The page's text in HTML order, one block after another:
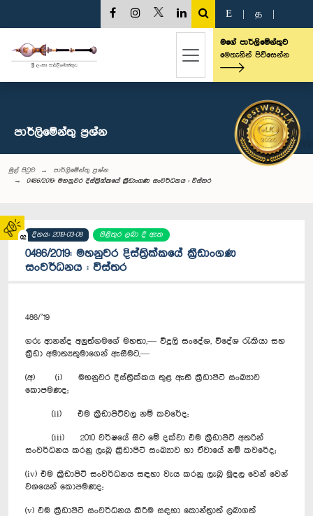
02
E த
මගේ පාර්ලිමේන්තුව
මෙතැනින් පිවිසෙන්න
පාර්ලි‌මේන්තු‌ ප්‍රශ්න
මුල් පිටුව
පාර්ලි‌මේන්තු‌ ප්‍රශ්න
0486/2019: මහනුවර දිස්ත්‍රික්කයේ ක්‍රීඩාංගණ සංවර්ධනය : විස්තර
දිනය: 2019-03-08 පිළිතුර ලබා දී ඇත
0486/2019: මහනුවර දිස්ත්‍රික්කයේ ක්‍රීඩාංගණ
සංවර්ධනය : විස්තර
486/’19
ගරු ආනන්ද අලුත්ගමගේ මහතා,— විදුලි සංදේශ, වි‍දේශ රැකියා සහ
ක්‍රීඩා අමාත්‍යතුමාගෙන් ඇසීමට,—
(අ) (i) මහනුවර දිස්ත්‍රික්කය තුළ ඇති ක්‍රීඩාපිටි සංඛ්‍යාව
කොපමණද;
(ii) එම ක්‍රීඩාපිටිවල නම් කවරේද;
(iii) 2010 වර්ෂයේ සිට මේ දක්වා එම ක්‍රීඩාපිටි අතරින්
සංවර්ධනය කරනු ලැබූ ක්‍රීඩාපිටි සංඛ්‍යාව හා ඒවායේ නම් කවරේද;
(iv) එම ක්‍රීඩාපිටි සංවර්ධනය සඳහා වැය කරනු ලැබූ මුදල වෙන් වෙන්
වශයෙන් කොපමණද;
(v) එම ක්‍රීඩාපිටි සංවර්ධනය කිරීම සඳහා කොන්ත්‍රාත් ලබාගත්